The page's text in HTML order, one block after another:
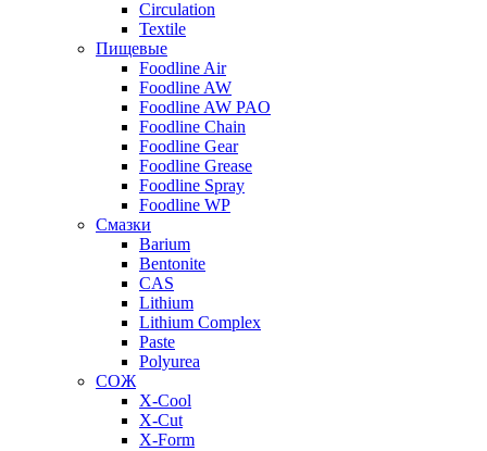
Circulation
Textile
Пищевые
Foodline Air
Foodline AW
Foodline AW PAO
Foodline Chain
Foodline Gear
Foodline Grease
Foodline Spray
Foodline WP
Смазки
Barium
Bentonite
CAS
Lithium
Lithium Complex
Paste
Polyurea
СОЖ
X-Cool
X-Cut
X-Form